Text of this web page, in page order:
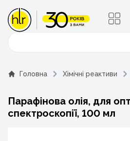
Поиск
Головна Хімічні реактиви
Парафінова олія, для
спектроскопії, 100 мл